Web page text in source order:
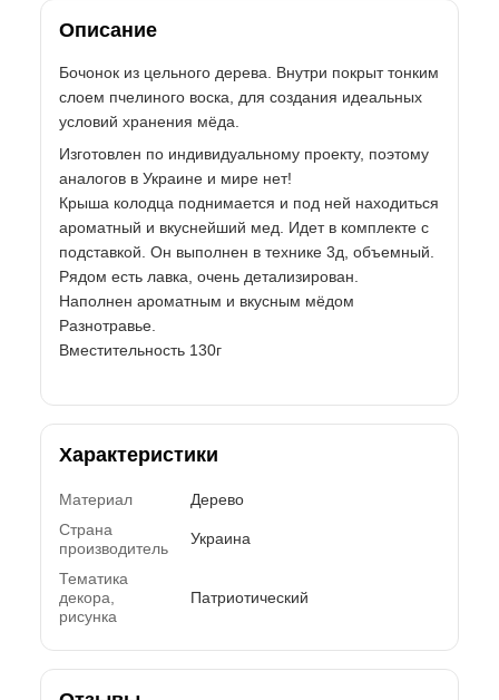
Описание
Бочонок из цельного дерева. Внутри покрыт тонким
слоем пчелиного воска, для создания идеальных
условий хранения мёда.
Изготовлен по индивидуальному проекту, поэтому
аналогов в Украине и мире нет!
Крыша колодца поднимается и под ней находиться
ароматный и вкуснейший мед. Идет в комплекте с
подставкой. Он выполнен в технике 3д, объемный.
Рядом есть лавка, очень детализирован.
Наполнен ароматным и вкусным мёдом
Разнотравье.
Вместительность 130г
Характеристики
Материал
Дерево
Страна
производитель
Украина
Тематика
декора,
рисунка
Патриотический